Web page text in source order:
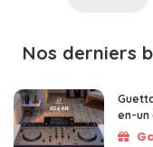
Nos derniers
en-un